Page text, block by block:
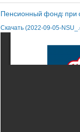
Пенсионный фонд: при
Скачать (2022-09-05-